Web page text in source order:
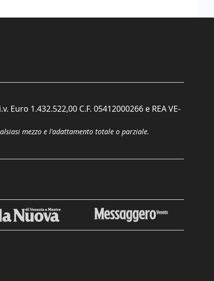
1.432.522,00 C.F. 05412000266 e REA VE-
mezzo e l'adattamento totale o parziale.